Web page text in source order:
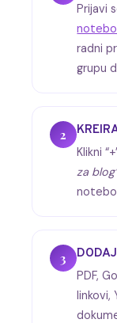
Prijavi
radni
grupu
2
Klikni
za
3
PDF,
linkovi,